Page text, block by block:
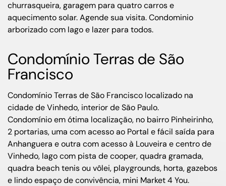
churrasqueira, garagem para quatro carros e
aquecimento solar. Agende sua visita. Condominio
arborizado com lago e lazer para todos.
Condomínio Terras de São
Francisco
Condomínio Terras de São Francisco localizado na
cidade de Vinhedo, interior de São Paulo.
Condomínio em ótima localização, no bairro Pinheirinho,
2 portarias, uma com acesso ao Portal e fácil saída para
Anhanguera e outra com acesso à Louveira e centro de
Vinhedo, lago com pista de cooper, quadra gramada,
quadra beach tenis ou vôlei, playgrounds, horta, gazebos
e lindo espaço de convivência, mini Market 4 You.